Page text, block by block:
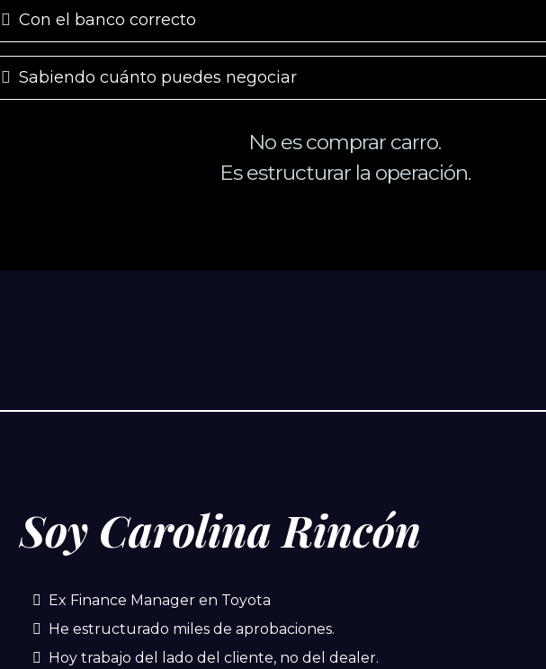
Con el banco correcto
Sabiendo cuánto puedes negociar
No es comprar carro.
Es estructurar la operación.
Soy Carolina Rincón
Ex Finance Manager en Toyota
He estructurado miles de aprobaciones.
Hoy trabajo del lado del cliente, no del dealer.